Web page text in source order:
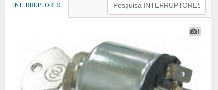
INTERRUPTORES
1